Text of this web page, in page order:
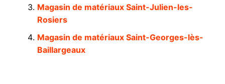
Magasin de matériaux Saint-Julien-les-
Rosiers
Magasin de matériaux Saint-Georges-lès-
Baillargeaux